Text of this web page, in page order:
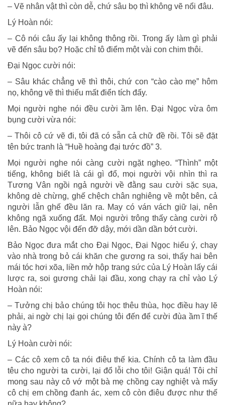
– Vẽ nhân vật thì còn dễ, chứ sâu bọ thì không vẽ nổi đâu.
Lý Hoàn nói:
– Cô nói câu ấy lại không thông rồi. Trong ấy làm gì phải
vẽ đến sâu bọ? Hoặc chỉ tô điểm một vài con chim thôi.
Đại Ngọc cười nói:
– Sâu khác chẳng vẽ thì thôi, chứ con “cào cào mẹ” hôm
nọ, không vẽ thì thiếu mất điển tích đấy.
Mọi người nghe nói đều cười ầm lên. Đại Ngọc vừa ôm
bụng cười vừa nói:
– Thôi cô cứ vẽ đi, tôi đã có sẵn cả chữ đề rồi. Tôi sẽ đặt
tên bức tranh là “Huề hoàng đại tước đồ” 3.
Mọi người nghe nói càng cười ngặt nghẹo. “Thình” một
tiếng, không biết là cái gì đổ, mọi người vội nhìn thì ra
Tương Vân ngồi ngả người về đằng sau cười sặc sụa,
không dè chừng, ghế chệch chân nghiêng về một bên, cả
người lẫn ghế đều lăn ra. May có ván vách giữ lại, nên
không ngã xuống đất. Mọi người trông thấy càng cười rộ
lên. Bảo Ngọc vội đến đỡ dậy, mới dần dần bớt cười.
Bảo Ngọc đưa mắt cho Đại Ngọc, Đại Ngọc hiểu ý, chạy
vào nhà trong bỏ cái khăn che gương ra soi, thấy hai bên
mái tóc hơi xõa, liền mở hộp trang sức của Lý Hoàn lấy cái
lược ra, soi gương chải lại đầu, xong chạy ra chỉ vào Lý
Hoàn nói:
– Tưởng chị bảo chúng tôi học thêu thùa, học điều hay lẽ
phải, ai ngờ chị lại gọi chúng tôi đến để cười đùa ầm ĩ thế
này à?
Lý Hoàn cười nói:
– Các cô xem cô ta nói điêu thế kia. Chính cô ta làm đầu
têu cho người ta cười, lại đổ lỗi cho tôi! Giận quá! Tôi chỉ
mong sau này cô vớ một bà mẹ chồng cay nghiệt và mấy
cô chị em chồng đanh ác, xem cô còn điêu được như thế